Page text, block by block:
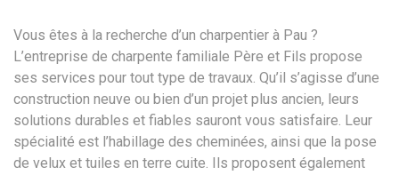
Vous êtes à la recherche d’un charpentier à Pau ?
L’entreprise de charpente familiale Père et Fils propose
ses services pour tout type de travaux. Qu’il s’agisse d’une
construction neuve ou bien d’un projet plus ancien, leurs
solutions durables et fiables sauront vous satisfaire. Leur
spécialité est l’habillage des cheminées, ainsi que la pose
de velux et tuiles en terre cuite. Ils proposent également